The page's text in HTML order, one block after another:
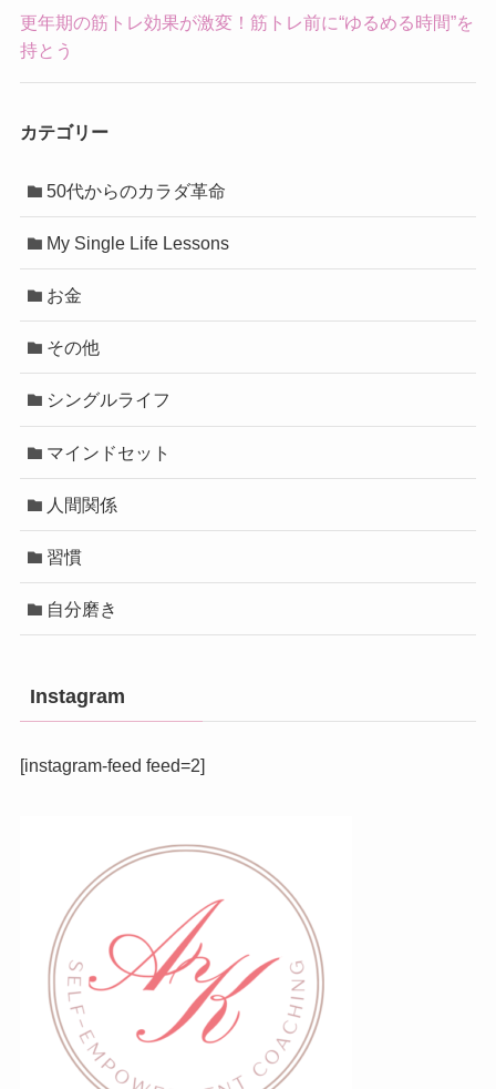
更年期の筋トレ効果が激変！筋トレ前に“ゆるめる時間”を
持とう
カテゴリー
50代からのカラダ革命
My Single Life Lessons
お金
その他
シングルライフ
マインドセット
人間関係
習慣
自分磨き
Instagram
[instagram-feed feed=2]